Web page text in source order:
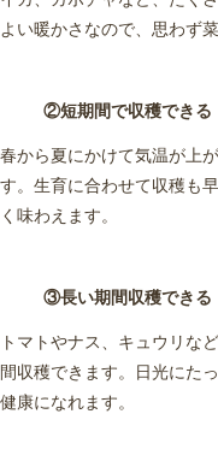
よい暖かさなので、思わず
②短期間で収穫できる
春から夏にかけて気温が上
す。生育に合わせて収穫も
く味わえます。
③長い期間収穫できる
トマトやナス、キュウリな
間収穫できます。日光にた
健康になれます。